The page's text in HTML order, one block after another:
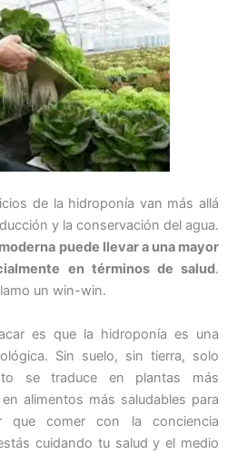
de la hidroponía van más allá
y la conservación del agua.
puede llevar a una mayor
en términos de salud.
un win-win.
es que la hidroponía es una
Sin suelo, sin tierra, solo
se traduce en plantas más
alimentos más saludables para
que comer con la conciencia
cuidando tu salud y el medio